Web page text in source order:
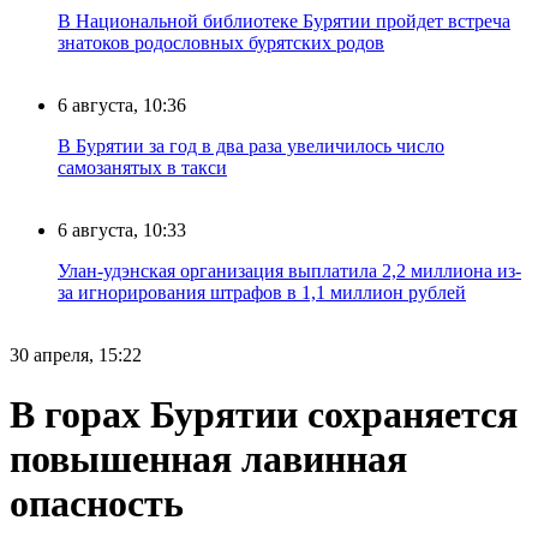
В Национальной библиотеке Бурятии пройдет встреча
знатоков родословных бурятских родов
6 августа, 10:36
В Бурятии за год в два раза увеличилось число
самозанятых в такси
6 августа, 10:33
Улан-удэнская организация выплатила 2,2 миллиона из-
за игнорирования штрафов в 1,1 миллион рублей
30 апреля, 15:22
В горах Бурятии сохраняется
повышенная лавинная
опасность